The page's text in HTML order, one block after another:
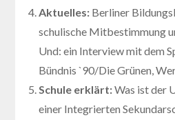
Aktuelles: Berliner
schulische Mitbestimmung
Und: ein Interview mit dem
Bündnis `90/Die Grünen,
Schule erklärt:Was ist der
einer Integrierten